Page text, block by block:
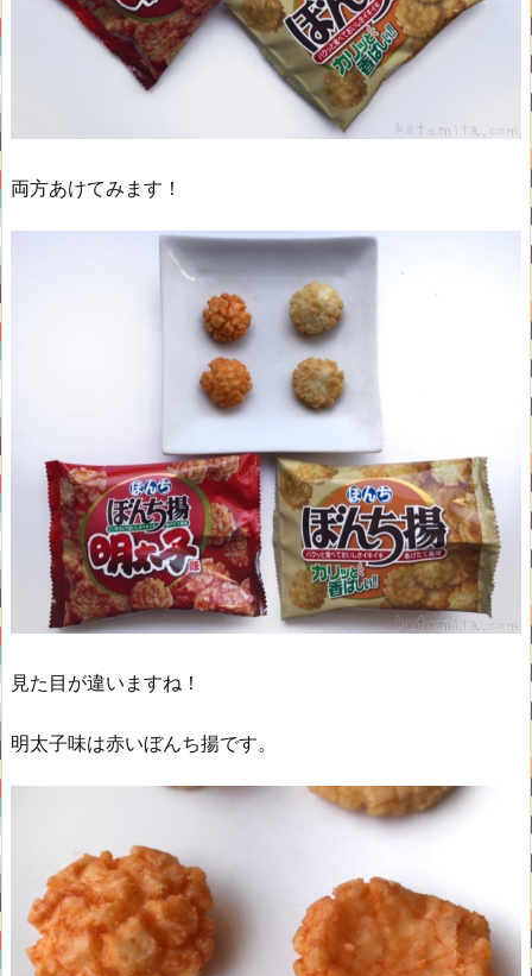
両方あけてみます！
見た目が違いますね！
明太子味は赤いぼんち揚です。